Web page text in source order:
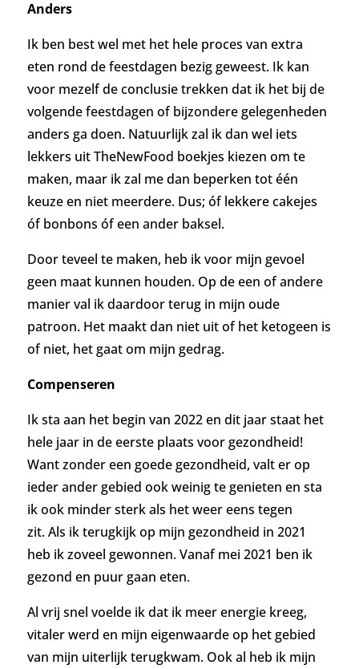
Anders
Ik ben best wel met het hele proces van extra
eten rond de feestdagen bezig geweest. Ik kan
voor mezelf de conclusie trekken dat ik het bij de
volgende feestdagen of bijzondere gelegenheden
anders ga doen. Natuurlijk zal ik dan wel iets
lekkers uit TheNewFood boekjes kiezen om te
maken, maar ik zal me dan beperken tot één
keuze en niet meerdere. Dus; óf lekkere cakejes
óf bonbons óf een ander baksel.
Door teveel te maken, heb ik voor mijn gevoel
geen maat kunnen houden. Op de een of andere
manier val ik daardoor terug in mijn oude
patroon. Het maakt dan niet uit of het ketogeen is
of niet, het gaat om mijn gedrag.
Compenseren
Ik sta aan het begin van 2022 en dit jaar staat het
hele jaar in de eerste plaats voor gezondheid!
Want zonder een goede gezondheid, valt er op
ieder ander gebied ook weinig te genieten en sta
ik ook minder sterk als het weer eens tegen
zit.Als ik terugkijk op mijn gezondheid in 2021
heb ik zoveel gewonnen. Vanaf mei 2021 ben ik
gezond en puur gaan eten.
Al vrij snel voelde ik dat ik meer energie kreeg,
vitaler werd en mijn eigenwaarde op het gebied
van mijn uiterlijk terugkwam. Ook al heb ik mijn